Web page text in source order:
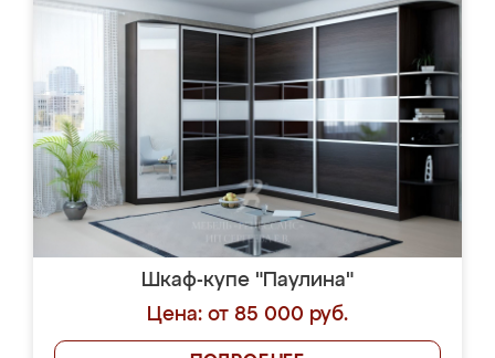
Шкаф-купе "Паулина"
Цена: от 85 000 руб.